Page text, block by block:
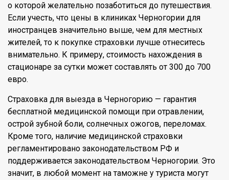
о которой желательно позаботиться до путешествия.
Если учесть, что цены в клиниках Черногории для
иностранцев значительно выше, чем для местных
жителей, то к покупке страховки лучше отнеситесь
внимательно. К примеру, стоимость нахождения в
стационаре за сутки может составлять от 300 до 700
евро.
Страховка для выезда в Черногорию — гарантия
бесплатной медицинской помощи при отравлении,
острой зубной боли, солнечных ожогов, переломах.
Кроме того, наличие медицинской страховки
регламентировано законодательством РФ и
поддерживается законодательством Черногории. Это
значит, в любой момент на таможне у туриста могут